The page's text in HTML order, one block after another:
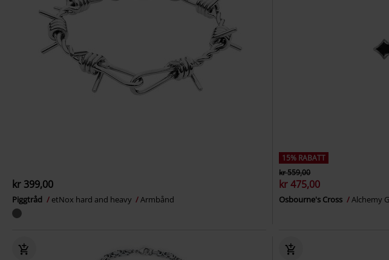
kr 399,00
Piggtråd etNox hard and heavy Armbånd
15% RABATT
kr 559,00
kr 475,00
Osbourne's Cross Alchemy